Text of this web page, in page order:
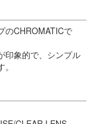
のCHROMATICで
印象的で、シンプル